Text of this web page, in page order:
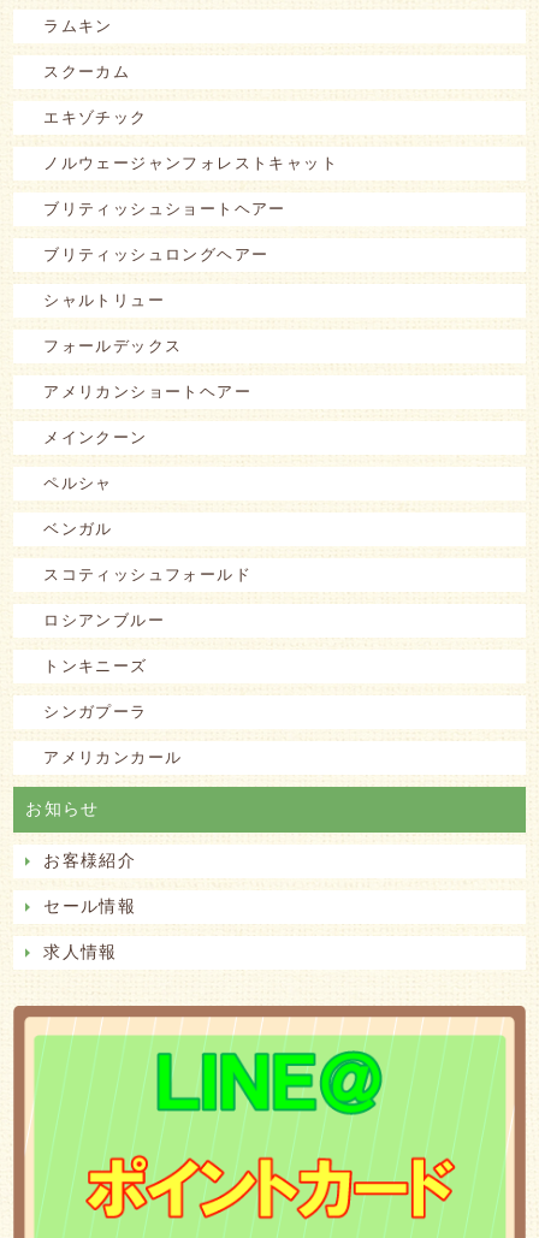
ラムキン
スクーカム
エキゾチック
ノルウェージャンフォレストキャット
ブリティッシュショートヘアー
ブリティッシュロングヘアー
シャルトリュー
フォールデックス
アメリカンショートヘアー
メインクーン
ペルシャ
ベンガル
スコティッシュフォールド
ロシアンブルー
トンキニーズ
シンガプーラ
アメリカンカール
お知らせ
お客様紹介
セール情報
求人情報